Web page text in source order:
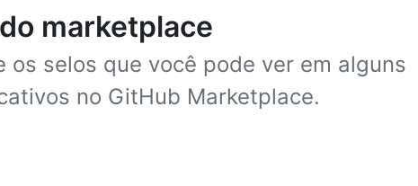
marketplace
os selos que você pode ver em alguns
no GitHub Marketplace.